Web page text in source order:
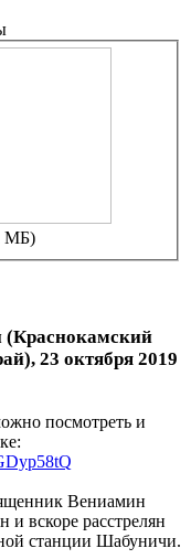
МБ)
23 октября 2019
посмотреть и
Вениамин
и вскоре расстрелян
станции Шабуничи.